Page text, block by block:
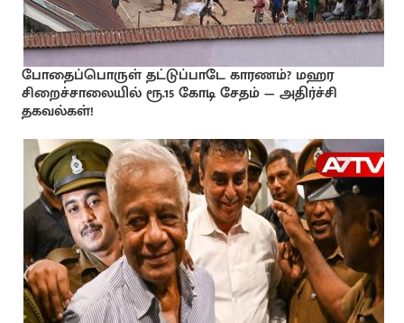
போதைப்பொருள் தட்டுப்பாடே காரணம்? மஹர
சிறைச்சாலையில் ரூ.15 கோடி சேதம் — அதிர்ச்சி
தகவல்கள்!